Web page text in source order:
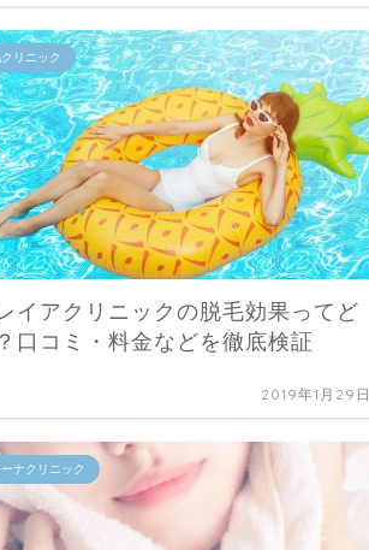
リニック
イアクリニックの脱毛効果ってど
口コミ・料金などを徹底検証
2019年1月29日
ナクリニック